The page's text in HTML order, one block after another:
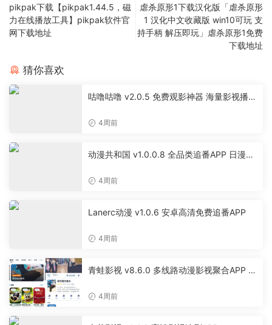
pikpak下载【pikpak1.44.5，磁
力在线播放工具】pikpak软件官
网下载地址
虐杀原形1下载汉化版「虐杀原形
1 汉化中文收藏版 win10可玩 支
持手柄 解压即玩」虐杀原形1免费
下载地址
猜你喜欢
咕噜咕噜 v2.0.5 免费观影神器 海量影视播放
4周前
动漫共和国 v1.0.0.8 全品类追番APP 日漫国
4周前
Lanerc动漫 v1.0.6 安卓高清免费追番APP
4周前
青蛙影视 v8.6.0 多线路动漫影视聚合APP 免
4周前